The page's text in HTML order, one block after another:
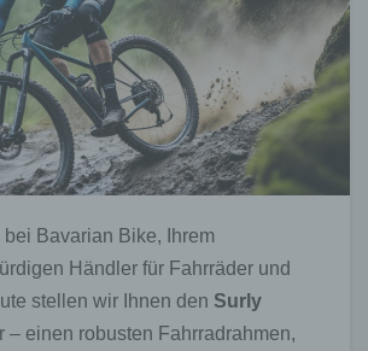
Bavarian Bike, Ihrem
Händler für Fahrräder und
stellen wir Ihnen den Surly
– einen robusten Fahrradrahmen,